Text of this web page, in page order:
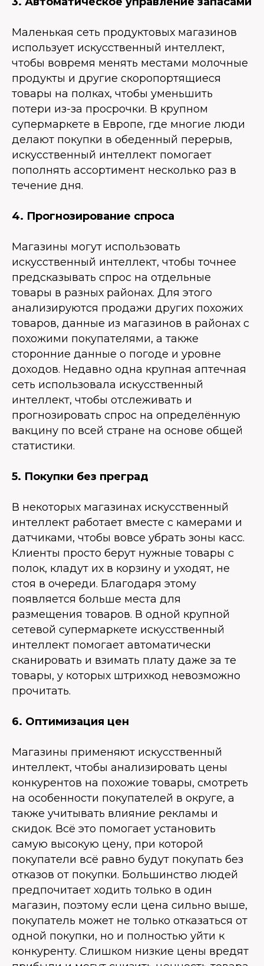
Маленькая сеть продуктовых магазинов
использует искусственный интеллект,
чтобы вовремя менять местами молочные
продукты и другие скоропортящиеся
товары на полках, чтобы уменьшить
потери из-за просрочки. В крупном
супермаркете в Европе, где многие люди
делают покупки в обеденный перерыв,
искусственный интеллект помогает
пополнять ассортимент несколько раз в
течение дня.
4. Прогнозирование спроса
Магазины могут использовать
искусственный интеллект, чтобы точнее
предсказывать спрос на отдельные
товары в разных районах. Для этого
анализируются продажи других похожих
товаров, данные из магазинов в районах с
похожими покупателями, а также
сторонние данные о погоде и уровне
доходов. Недавно одна крупная аптечная
сеть использовала искусственный
интеллект, чтобы отслеживать и
прогнозировать спрос на определённую
вакцину по всей стране на основе общей
статистики.
5. Покупки без преград
В некоторых магазинах искусственный
интеллект работает вместе с камерами и
датчиками, чтобы вовсе убрать зоны касс.
Клиенты просто берут нужные товары с
полок, кладут их в корзину и уходят, не
стоя в очереди. Благодаря этому
появляется больше места для
размещения товаров. В одной крупной
сетевой супермаркете искусственный
интеллект помогает автоматически
сканировать и взимать плату даже за те
товары, у которых штрихкод невозможно
прочитать.
6. Оптимизация цен
Магазины применяют искусственный
интеллект, чтобы анализировать цены
конкурентов на похожие товары, смотреть
на особенности покупателей в округе, а
также учитывать влияние рекламы и
скидок. Всё это помогает установить
самую высокую цену, при которой
покупатели всё равно будут покупать без
отказов от покупки. Большинство людей
предпочитает ходить только в один
магазин, поэтому если цена сильно выше,
покупатель может не только отказаться от
одной покупки, но и полностью уйти к
конкуренту. Слишком низкие цены вредят